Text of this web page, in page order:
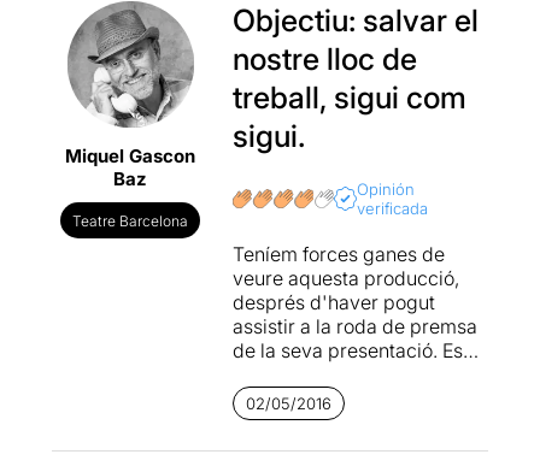
Miquel Gascon
Baz
Teatre Barcelona
Objectiu: salvar el
nostre lloc de
treball, sigui com
sigui.
Opinión
verificada
Teníem forces ganes de
veure aquesta producció,
després d'haver pogut
assistir a la roda de premsa
de la seva presentació. Es
de Toni Cabré "L'efecte
2000" escrit fa 19 anys i
guanyador del premi Ciutat
02/05/2016